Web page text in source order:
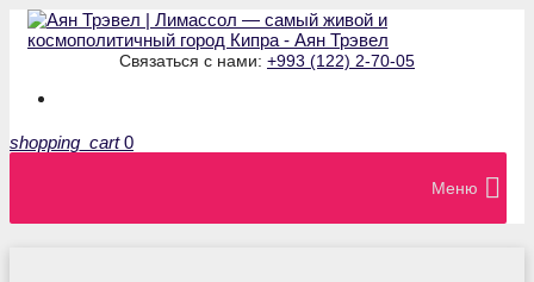
Связаться с нами: +993 (122) 2-70-05
shopping_cart 0
Меню